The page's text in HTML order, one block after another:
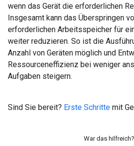
wenn das Gerät die erforderlichen
Insgesamt kann das Überspringen
erforderlichen Arbeitsspeicher für
weiter reduzieren. So ist die
Anzahl von Geräten möglich und
Ressourceneffizienz bei weniger
Aufgaben steigern.
Sind Sie bereit? Erste Schritte mit
War das hilfreich?